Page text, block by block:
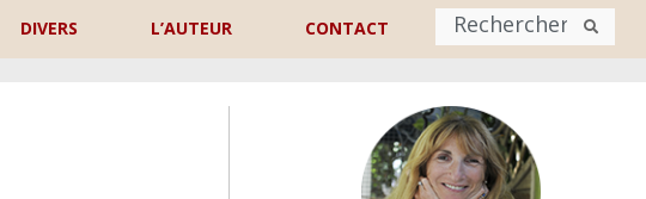
DIVERS L’AUTEUR CONTACT